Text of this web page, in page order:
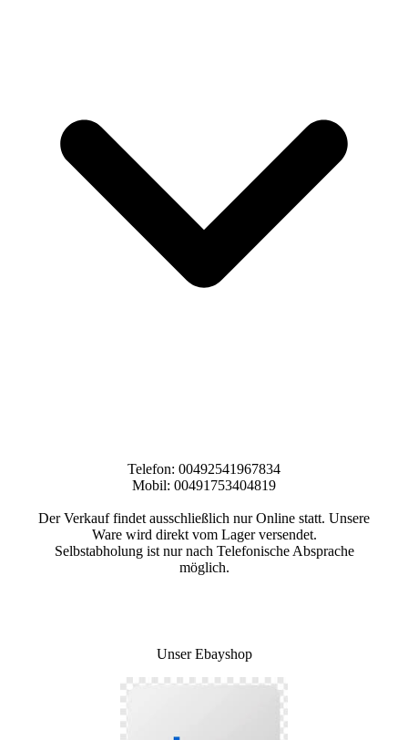
Telefon: 00492541967834
Mobil: 00491753404819
Der Verkauf findet ausschließlich nur Online statt. Unsere
Ware wird direkt vom Lager versendet.
Selbstabholung ist nur nach Telefonische Absprache
möglich.
Unser Ebayshop